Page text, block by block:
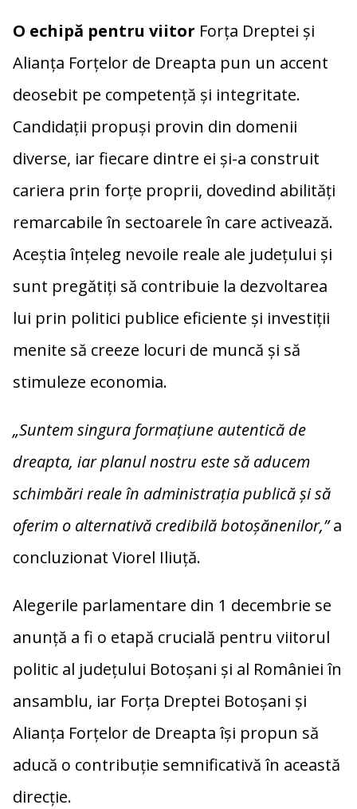
O echipă pentru viitor Forța Dreptei și
Alianța Forțelor de Dreapta pun un accent
deosebit pe competență și integritate.
Candidații propuși provin din domenii
diverse, iar fiecare dintre ei și-a construit
cariera prin forțe proprii, dovedind abilități
remarcabile în sectoarele în care activează.
Aceștia înțeleg nevoile reale ale județului și
sunt pregătiți să contribuie la dezvoltarea
lui prin politici publice eficiente și investiții
menite să creeze locuri de muncă și să
stimuleze economia.
„Suntem singura formațiune autentică de
dreapta, iar planul nostru este să aducem
schimbări reale în administrația publică și să
oferim o alternativă credibilă botoșănenilor,”a
concluzionat Viorel Iliuță.
Alegerile parlamentare din 1 decembrie se
anunță a fi o etapă crucială pentru viitorul
politic al județului Botoșani și al României în
ansamblu, iar Forța Dreptei Botoșani și
Alianța Forțelor de Dreapta își propun să
aducă o contribuție semnificativă în această
direcție.